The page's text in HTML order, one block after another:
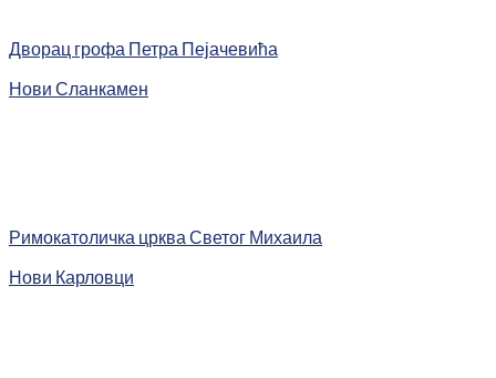
Дворац грофа Петра Пејачевића
Нови Сланкамен
Римокатоличка црква Светог Михаила
Нови Карловци